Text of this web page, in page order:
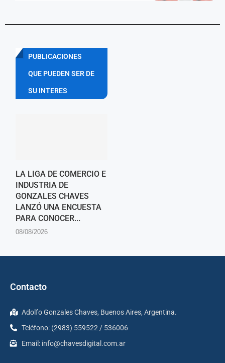
PUBLICACIONES
QUE PUEDEN SER DE
SU INTERES
LA LIGA DE COMERCIO E
INDUSTRIA DE
GONZALES CHAVES
LANZÓ UNA ENCUESTA
PARA CONOCER...
08/08/2026
Contacto
Adolfo Gonzales Chaves, Buenos Aires, Argentina.
Teléfono: (2983) 559522 / 536006
Email: info@chavesdigital.com.ar